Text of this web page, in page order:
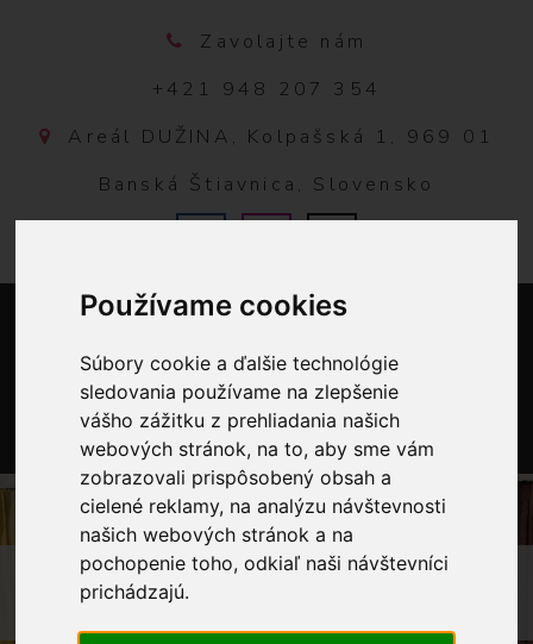
Používame cookies
Súbory cookie a ďalšie technológie
sledovania používame na zlepšenie
vášho zážitku z prehliadania našich
webových stránok, na to, aby sme vám
zobrazovali prispôsobený obsah a
cielené reklamy, na analýzu návštevnosti
našich webových stránok a na
pochopenie toho, odkiaľ naši návštevníci
prichádzajú.
Zavolajte nám
+421 948 207 354
Areál DUŽINA, Kolpašská 1, 969 01
Banská Štiavnica, Slovensko
0
OBCHOD GALANTÉRIA